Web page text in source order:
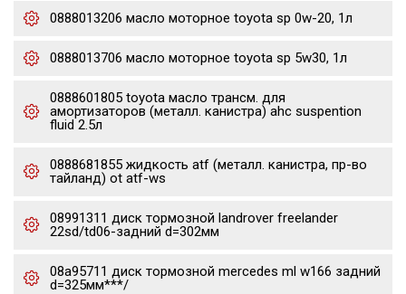
0888013206 масло моторное toyota sp 0w-20, 1л
0888013706 масло моторное toyota sp 5w30, 1л
0888601805 toyota масло трансм. для
амортизаторов (металл. канистра) ahc suspention
fluid 2.5л
0888681855 жидкость atf (металл. канистра, пр-во
тайланд) ot atf-ws
08991311 диск тормозной landrover freelander
22sd/td06-задний d=302мм
08a95711 диск тормозной mercedes ml w166 задний
d=325мм***/